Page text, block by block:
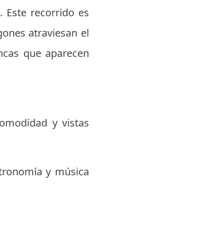
. Este recorrido es
atraviesan el
que aparecen
y vistas
y música